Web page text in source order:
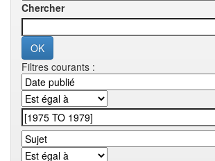
Chercher
Filtres courants :